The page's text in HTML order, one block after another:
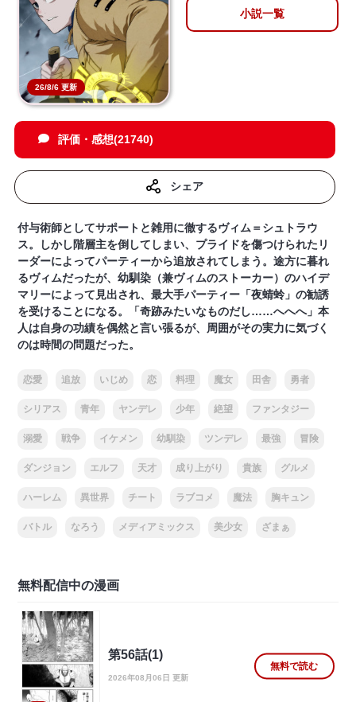
26/8/6 更新
小説一覧
評価・感想(21740)
シェア
付与術師としてサポートと雑用に徹するヴィム＝シュトラウ
ス。しかし階層主を倒してしまい、プライドを傷つけられたリ
ーダーによってパーティーから追放されてしまう。途方に暮れ
るヴィムだったが、幼馴染（兼ヴィムのストーカー）のハイデ
マリーによって見出され、最大手パーティー「夜蜻蛉」の勧誘
を受けることになる。「奇跡みたいなものだし……へへへ」本
人は自身の功績を偶然と言い張るが、周囲がその実力に気づく
のは時間の問題だった。
恋愛 追放 いじめ 恋 料理 魔女 田舎 勇者
シリアス 青年 ヤンデレ 少年 絶望 ファンタジー
溺愛 戦争 イケメン 幼馴染 ツンデレ 最強 冒険
ダンジョン エルフ 天才 成り上がり 貴族 グルメ
ハーレム 異世界 チート ラブコメ 魔法 胸キュン
バトル なろう メディアミックス 美少女 ざまぁ
無料配信中の漫画
第56話(1)
2026年08月06日 更新
無料で読む